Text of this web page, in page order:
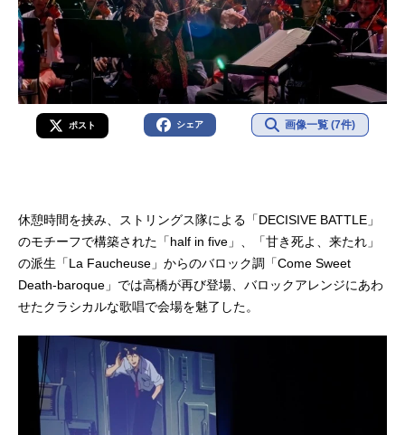
ポスト シェア 画像一覧 (7件)
休憩時間を挟み、ストリングス隊による「DECISIVE BATTLE」
のモチーフで構築された「half in five」、「甘き死よ、来たれ」
の派生「La Faucheuse」からのバロック調「Come Sweet
Death-baroque」では高橋が再び登場、バロックアレンジにあわ
せたクラシカルな歌唱で会場を魅了した。